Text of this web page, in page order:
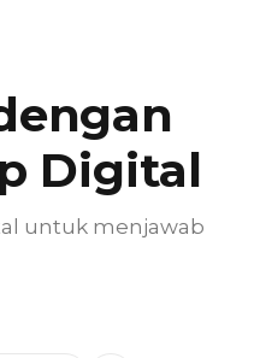
Digital
untuk menjawab